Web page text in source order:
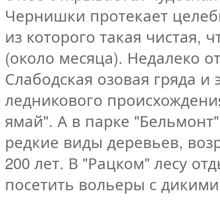
Чернишки протекает
из которого такая чистая,
(около месяца). Недалеко
Слабодская озовая гряда
ледникового
ямай". А в парке
редкие виды деревьев,
200 лет. В "Рацком" лесу
посетить вольеры с